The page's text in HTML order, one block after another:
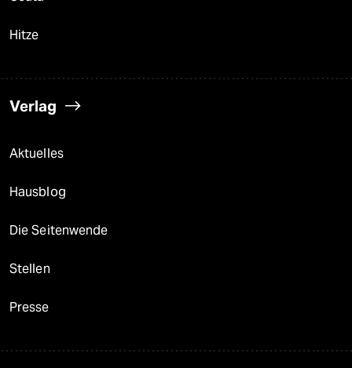
Hitze
Verlag
Aktuelles
Hausblog
Die Seitenwende
Stellen
Presse